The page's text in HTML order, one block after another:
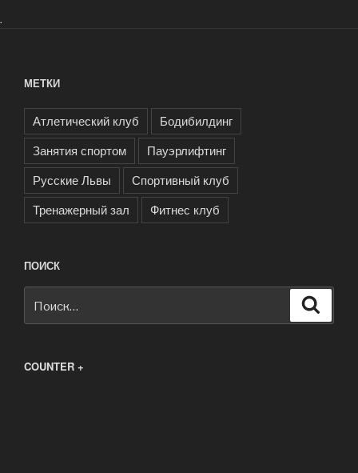
.
МЕТКИ
Атлетический клуб
Бодибилдинг
Занятия спортом
Пауэрлифтинг
Русские Львы
Спортивный клуб
Тренажерный зал
Фитнес клуб
ПОИСК
COUNTER +